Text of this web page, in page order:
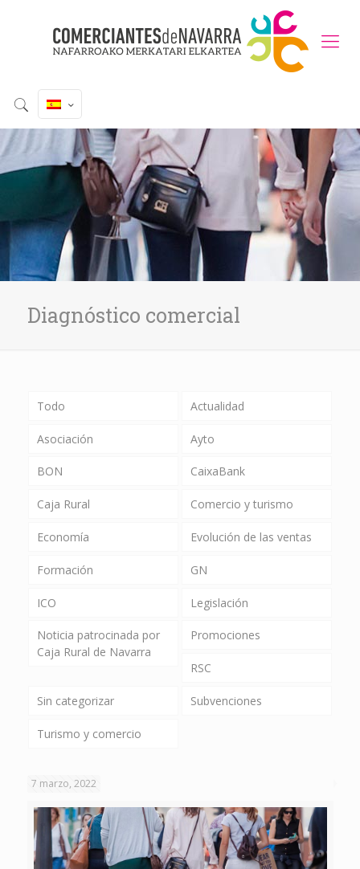
Diagnóstico comercial
Todo Actualidad
Asociación Ayto
BON CaixaBank
Caja Rural Comercio y turismo
Economía Evolución de las ventas
Formación GN
ICO Legislación
Noticia patrocinada por
Caja Rural de Navarra
Promociones
RSC
Sin categorizar Subvenciones
Turismo y comercio
7 marzo, 2022